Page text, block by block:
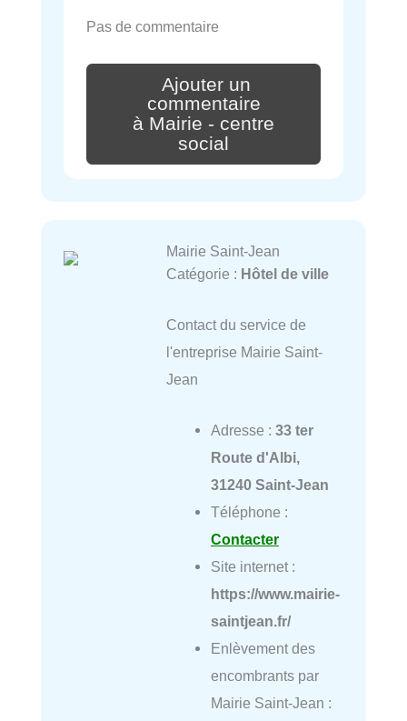
Pas de commentaire
Ajouter un
commentaire
à Mairie - centre
social
Mairie Saint-Jean
Catégorie : Hôtel de ville
Contact du service de
l'entreprise Mairie Saint-
Jean
Adresse : 33 ter
Route d'Albi,
31240 Saint-Jean
Téléphone :
Contacter
Site internet :
https://www.mairie-
saintjean.fr/
Enlèvement des
encombrants par
Mairie Saint-Jean :